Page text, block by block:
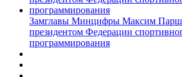
Замглавы Минцифры Максим
президентом Федерации
программирования